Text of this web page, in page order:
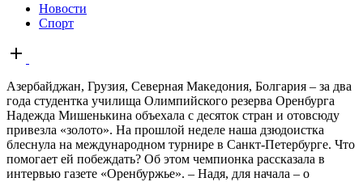
Новости
Спорт
Open
post
Азербайджан, Грузия, Северная Македония, Болгария – за два
года студентка училища Олимпийского резерва Оренбурга
Надежда Мишенькина объехала с десяток стран и отовсюду
привезла «золото». На прошлой неделе наша дзюдоистка
блеснула на международном турнире в Санкт-Петербурге. Что
помогает ей побеждать? Об этом чемпионка рассказала в
интервью газете «Оренбуржье». – Надя, для начала – о